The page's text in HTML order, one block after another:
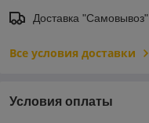
Доставка "Самовывоз"
Все условия доставки
Условия оплаты